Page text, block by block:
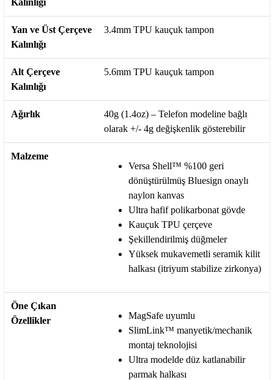
Yan ve Üst Çerçeve
Kalınlığı
3.4mm TPU kauçuk tampon
Alt Çerçeve
Kalınlığı
5.6mm TPU kauçuk tampon
Ağırlık
40g (1.4oz) – Telefon modeline bağlı
olarak +/- 4g değişkenlik gösterebilir
Malzeme
Versa Shell™ %100 geri
dönüştürülmüş Bluesign onaylı
naylon kanvas
Ultra hafif polikarbonat gövde
Kauçuk TPU çerçeve
Şekillendirilmiş düğmeler
Yüksek mukavemetli seramik kilit
halkası (itriyum stabilize zirkonya)
Öne Çıkan
Özellikler
MagSafe uyumlu
SlimLink™ manyetik/mechanik
montaj teknolojisi
Ultra modelde düz katlanabilir
parmak halkası